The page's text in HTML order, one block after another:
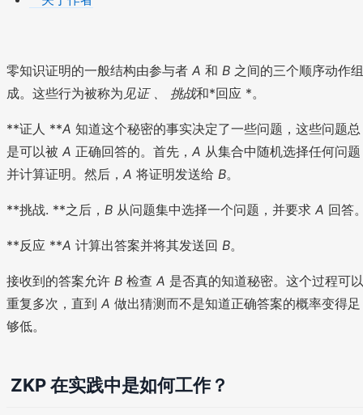
零知识证明的一般结构由参与者 A 和 B 之间的三个顺序动作组
成。这些行为被称为 见证 、 挑战和*回应 *。
**证人 **A 知道这个秘密的事实决定了一些问题，这些问题总
是可以被 A 正确回答的。首先， A 从集合中随机选择任何问题
并计算证明。然后， A 将证明发送给 B。
**挑战. **之后， B 从问题集中选择一个问题，并要求 A 回答
**反应 **A 计算出答案并将其发送回 B。
接收到的答案允许 B 检查 A 是否真的知道秘密。这个过程可以
重复多次，直到 A 做出猜测而不是知道正确答案的概率变得足
够低。
ZKP 在实践中是如何工作？